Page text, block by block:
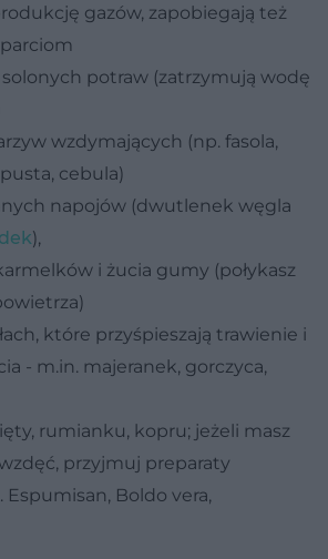
gazów, zapobiegają też
potraw (zatrzymują wodę
wzdymających (np. fasola,
cebula)
napojów (dwutlenek węgla
),
i żucia gumy (połykasz
które przyśpieszają trawienie i
- m.in. majeranek, gorczyca,
rumianku, kopru; jeżeli masz
przyjmuj preparaty
Espumisan, Boldo vera,